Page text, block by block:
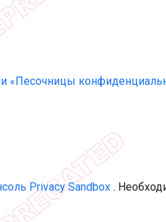
«Песочницы
Privacy Sandbox .